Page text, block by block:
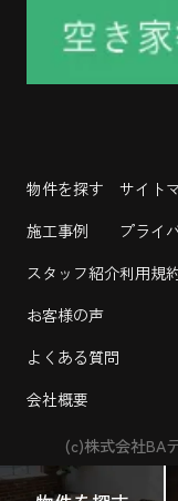
物件を探す
施工事例
スタッフ紹介
お客様の声
よくある質問
会社概要
サイト
プライ
利用規
(c)株式会社BA